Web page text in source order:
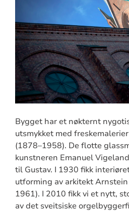
Bygget har et nøkternt
utsmykket med
(1878–1958). De flotte
kunstneren Emanuel
til Gustav. I 1930 fikk
utforming av arkitekt
1961). I 2010 fikk vi et nytt,
av det sveitsiske